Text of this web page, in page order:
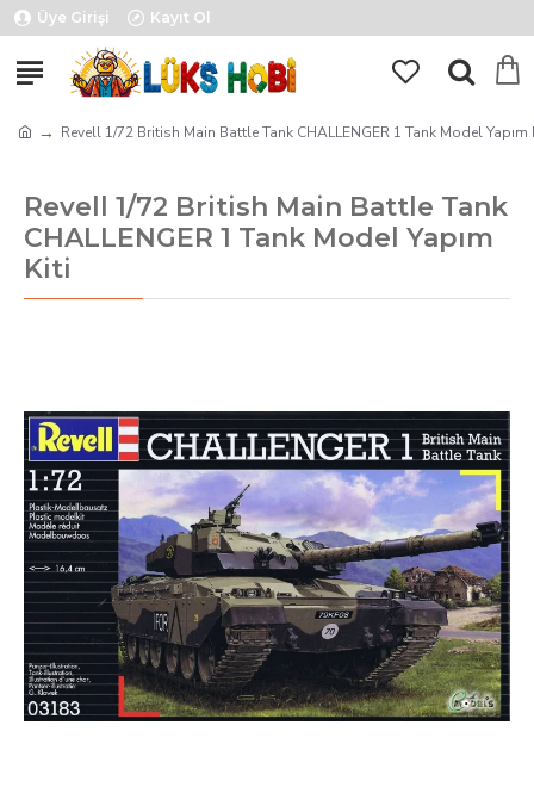
Üye Girişi Kayıt Ol
Revell 1/72 British Main Battle Tank CHALLENGER 1 Tank Model Yapım
Revell 1/72 British Main Battle Tank
CHALLENGER 1 Tank Model Yapım
Kiti